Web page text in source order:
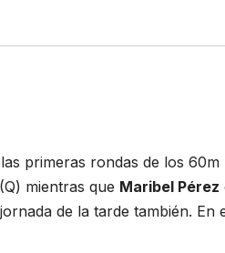
primeras rondas de los 60m
mientras que Maribel Pérez
de la tarde también.